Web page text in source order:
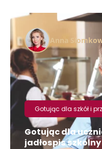
Anna
Gotując dla szkół i
Gotując dla
jadłospis szkolny